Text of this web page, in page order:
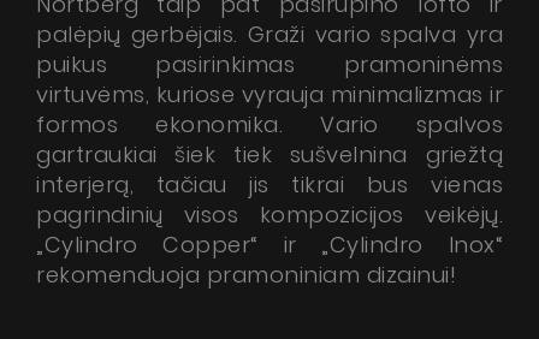
Produktai
palėpių gerbėjais. Graži vario spalva yra
puikus pasirinkimas pramoninėms
virtuvėms, kuriose vyrauja minimalizmas ir
formos ekonomika. Vario spalvos
gartraukiai šiek tiek sušvelnina griežtą
interjerą, tačiau jis tikrai bus vienas
pagrindinių visos kompozicijos veikėjų.
„Cylindro Copper“ ir „Cylindro Inox“
rekomenduoja pramoniniam dizainui!